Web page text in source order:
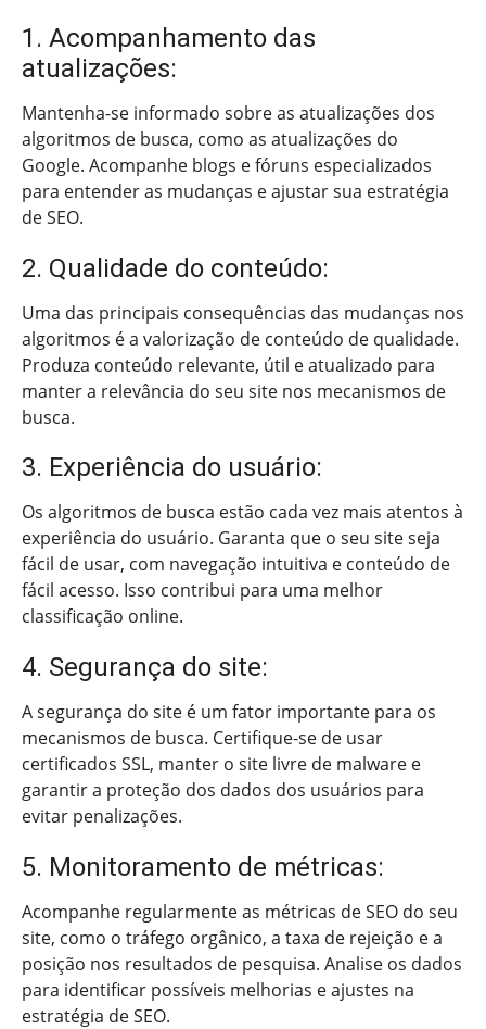
1. Acompanhamento das
atualizações:
Mantenha-se informado sobre as atualizações dos
algoritmos de busca, como as atualizações do
Google. Acompanhe blogs e fóruns especializados
para entender as mudanças e ajustar sua estratégia
de SEO.
2. Qualidade do conteúdo:
Uma das principais consequências das mudanças nos
algoritmos é a valorização de conteúdo de qualidade.
Produza conteúdo relevante, útil e atualizado para
manter a relevância do seu site nos mecanismos de
busca.
3. Experiência do usuário:
Os algoritmos de busca estão cada vez mais atentos à
experiência do usuário. Garanta que o seu site seja
fácil de usar, com navegação intuitiva e conteúdo de
fácil acesso. Isso contribui para uma melhor
classificação online.
4. Segurança do site:
A segurança do site é um fator importante para os
mecanismos de busca. Certifique-se de usar
certificados SSL, manter o site livre de malware e
garantir a proteção dos dados dos usuários para
evitar penalizações.
5. Monitoramento de métricas:
Acompanhe regularmente as métricas de SEO do seu
site, como o tráfego orgânico, a taxa de rejeição e a
posição nos resultados de pesquisa. Analise os dados
para identificar possíveis melhorias e ajustes na
estratégia de SEO.